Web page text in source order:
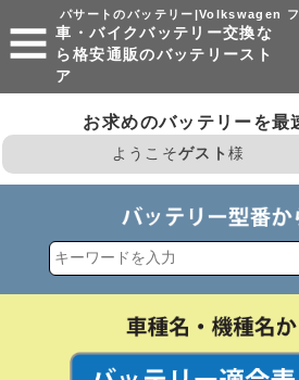
パサートのバッテリー|Volkswagen
車・バイクバッテリー交換な
ら格安通販のバッテリースト
ア
お求めのバッテリーを最
ようこそゲスト様